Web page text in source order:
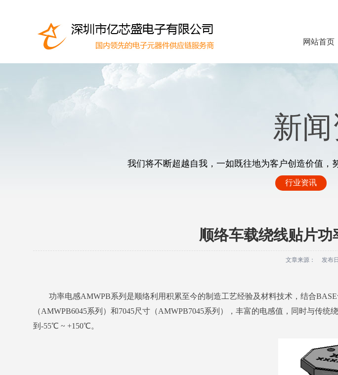
网站首页
新
我们将不断超越自我，一如既往地为客户创造价值，
行业资讯
顺络车载绕线贴片
文章来源： 发布
功率电感AMWPB系列是顺络利用积累至今的制造工艺经验及材料技术，结合
（AMWPB6045系列）和7045尺寸（AMWPB7045系列），丰富的电感值，同时与传
到-55℃ ~ +150℃。